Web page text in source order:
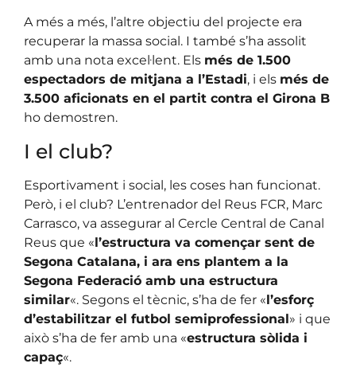
A més a més, l’altre objectiu del projecte era
recuperar la massa social. I també s’ha assolit
amb una nota excel·lent. Els més de 1.500
espectadors de mitjana a l’Estadi, i els més de
3.500 aficionats en el partit contra el Girona B
ho demostren.
I el club?
Esportivament i social, les coses han funcionat.
Però, i el club? L’entrenador del Reus FCR, Marc
Carrasco, va assegurar al Cercle Central de Canal
Reus que «l’estructura va començar sent de
Segona Catalana, i ara ens plantem a la
Segona Federació amb una estructura
similar«. Segons el tècnic, s’ha de fer «l’esforç
d’estabilitzar el futbol semiprofessional» i que
això s’ha de fer amb una «estructura sòlida i
capaç«.